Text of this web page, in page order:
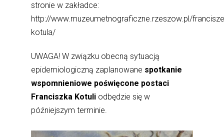
stronie w zakładce:
http://www.muzeumetnograficzne.rzeszow.pl/
kotula/
UWAGA! W związku obecną sytuacją
epidemiologiczną zaplanowane spotkanie
wspomnieniowe poświęcone postaci
Franciszka Kotuli odbędzie się w
późniejszym terminie.